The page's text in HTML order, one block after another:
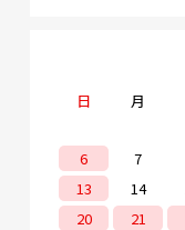
日 月
6
7
13
14
20
21